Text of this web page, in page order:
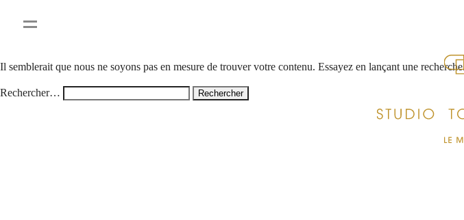
Rien ici
Il semblerait que nous ne soyons pas en mesure de trouver votre contenu. Essayez en lançant une recherche.
Rechercher…